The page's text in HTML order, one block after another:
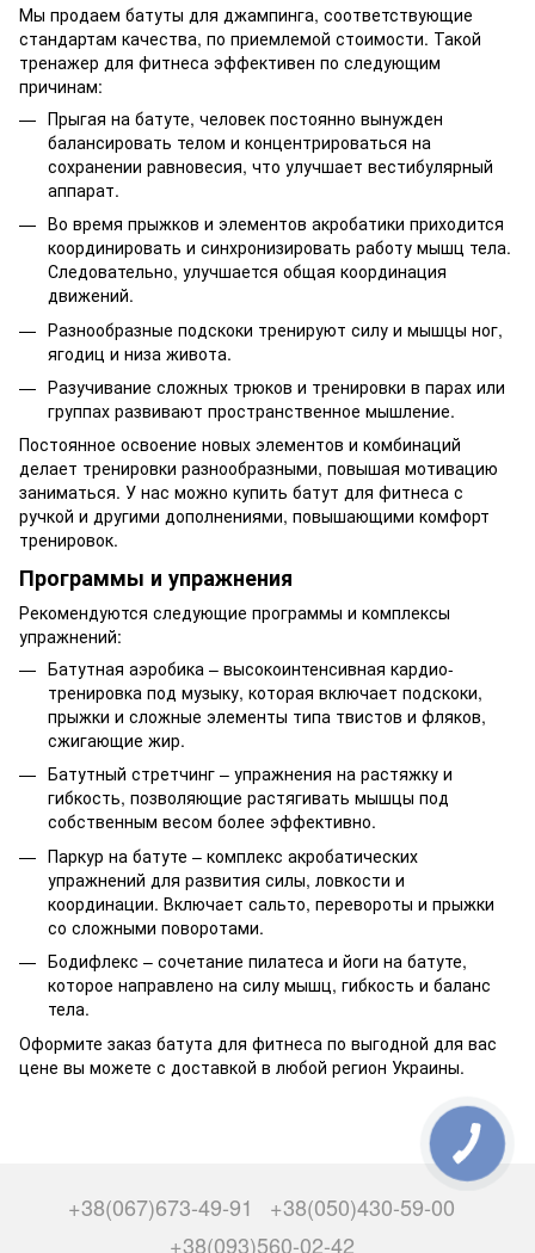
Мы продаем батуты для джампинга, соответствующие
стандартам качества, по приемлемой стоимости. Такой
тренажер для фитнеса эффективен по следующим
причинам:
Прыгая на батуте, человек постоянно вынужден
балансировать телом и концентрироваться на
сохранении равновесия, что улучшает вестибулярный
аппарат.
Во время прыжков и элементов акробатики приходится
координировать и синхронизировать работу мышц тела.
Следовательно, улучшается общая координация
движений.
Разнообразные подскоки тренируют силу и мышцы ног,
ягодиц и низа живота.
Разучивание сложных трюков и тренировки в парах или
группах развивают пространственное мышление.
Постоянное освоение новых элементов и комбинаций
делает тренировки разнообразными, повышая мотивацию
заниматься. У нас можно купить батут для фитнеса с
ручкой и другими дополнениями, повышающими комфорт
тренировок.
Программы и упражнения
Рекомендуются следующие программы и комплексы
упражнений:
Батутная аэробика – высокоинтенсивная кардио-
тренировка под музыку, которая включает подскоки,
прыжки и сложные элементы типа твистов и фляков,
сжигающие жир.
Батутный стретчинг – упражнения на растяжку и
гибкость, позволяющие растягивать мышцы под
собственным весом более эффективно.
Паркур на батуте – комплекс акробатических
упражнений для развития силы, ловкости и
координации. Включает сальто, перевороты и прыжки
со сложными поворотами.
Бодифлекс – сочетание пилатеса и йоги на батуте,
которое направлено на силу мышц, гибкость и баланс
тела.
Оформите заказ батута для фитнеса по выгодной для вас
цене вы можете с доставкой в любой регион Украины.
+38(067)673-49-91
+38(050)430-59-00
+38(093)560-02-42